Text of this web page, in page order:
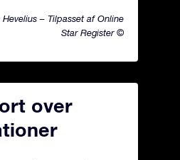
– Tilpasset af Online
Star Register ©
over